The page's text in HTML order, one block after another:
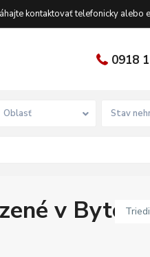
kontaktovať telefonicky alebo
0918
Oblasť Stav
v